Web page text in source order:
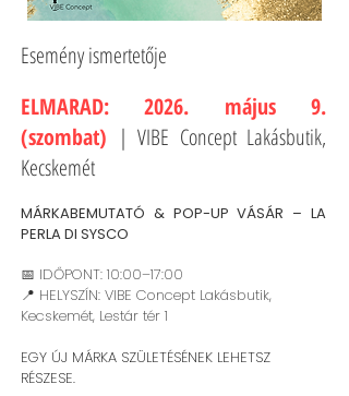
Esemény ismertetője
ELMARAD: 2026. május 9.
(szombat) | VIBE Concept Lakásbutik,
Kecskemét
MÁRKABEMUTATÓ & POP-UP VÁSÁR – LA
PERLA DI SYSCO
📅 IDŐPONT: 10:00–17:00
📍 HELYSZÍN: VIBE Concept Lakásbutik,
Kecskemét, Lestár tér 1
EGY ÚJ MÁRKA SZÜLETÉSÉNEK LEHETSZ
RÉSZESE.